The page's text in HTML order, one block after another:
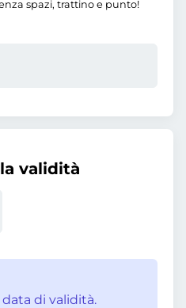
spazi, trattino e punto!
validità
di validità.